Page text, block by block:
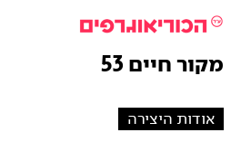
מקור חיים 53
אודות היצירה